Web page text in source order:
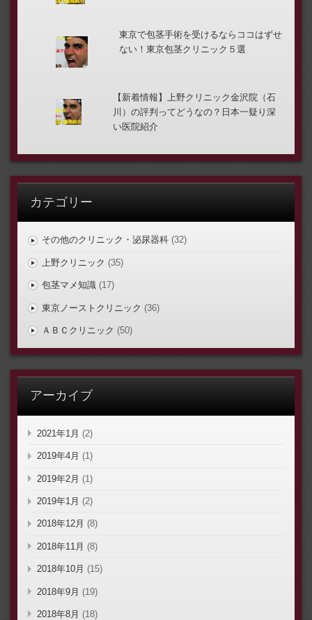
東京で包茎手術を受けるならココはずせ
ない！東京包茎クリニック５選
【新着情報】上野クリニック金沢院（石
川）の評判ってどうなの？日本一疑り深
い医院紹介
カテゴリー
その他のクリニック・泌尿器科(32)
上野クリニック (35)
包茎マメ知識(17)
東京ノーストクリニック (36)
ＡＢＣクリニック (50)
アーカイブ
2021年1月 (2)
2019年4月 (1)
2019年2月 (1)
2019年1月 (2)
2018年12月 (8)
2018年11月 (8)
2018年10月 (15)
2018年9月 (19)
2018年8月 (18)